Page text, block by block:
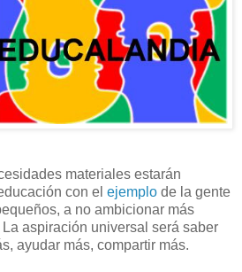
materiales estarán
con el ejemplo de la gente
a no ambicionar más
aspiración universal será saber
ayudar más, compartir más.